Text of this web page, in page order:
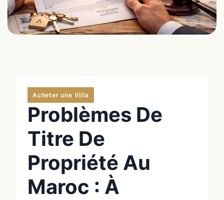
Acheter une Villa
Problèmes De
Titre De
Propriété Au
Maroc : À